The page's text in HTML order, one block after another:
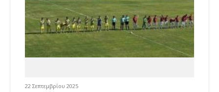
22 Σεπτεμβρίου 2025